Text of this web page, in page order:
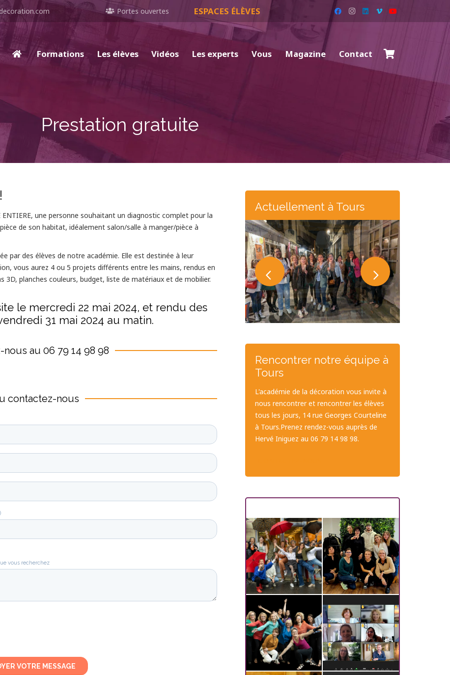
Portes ouvertes ESPACES ÉLÈVES
Formations Les élèves Vidéos Les experts Vous Magazine Contact
Prestation gratuite
ENTIERE, une personne souhaitant un diagnostic complet pour la
de son habitat, idéalement salon/salle à manger/pièce à
par des élèves de notre académie. Elle est destinée à leur
vous aurez 4 ou 5 projets différents entre les mains, rendus en
3D, planches couleurs, budget, liste de matériaux et de mobilier.
le mercredi 22 mai 2024, et rendu des
31 mai 2024 au matin.
au 06 79 14 98 98
contactez-nous
Actuellement à Tours
Rencontrer notre équipe à
Tours
L'académie de la décoration vous invite à
nous rencontrer et rencontrer les élèves
tous les jours, 14 rue Georges Courteline
à Tours.Prenez rendez-vous auprès de
Hervé Iniguez au 06 79 14 98 98.